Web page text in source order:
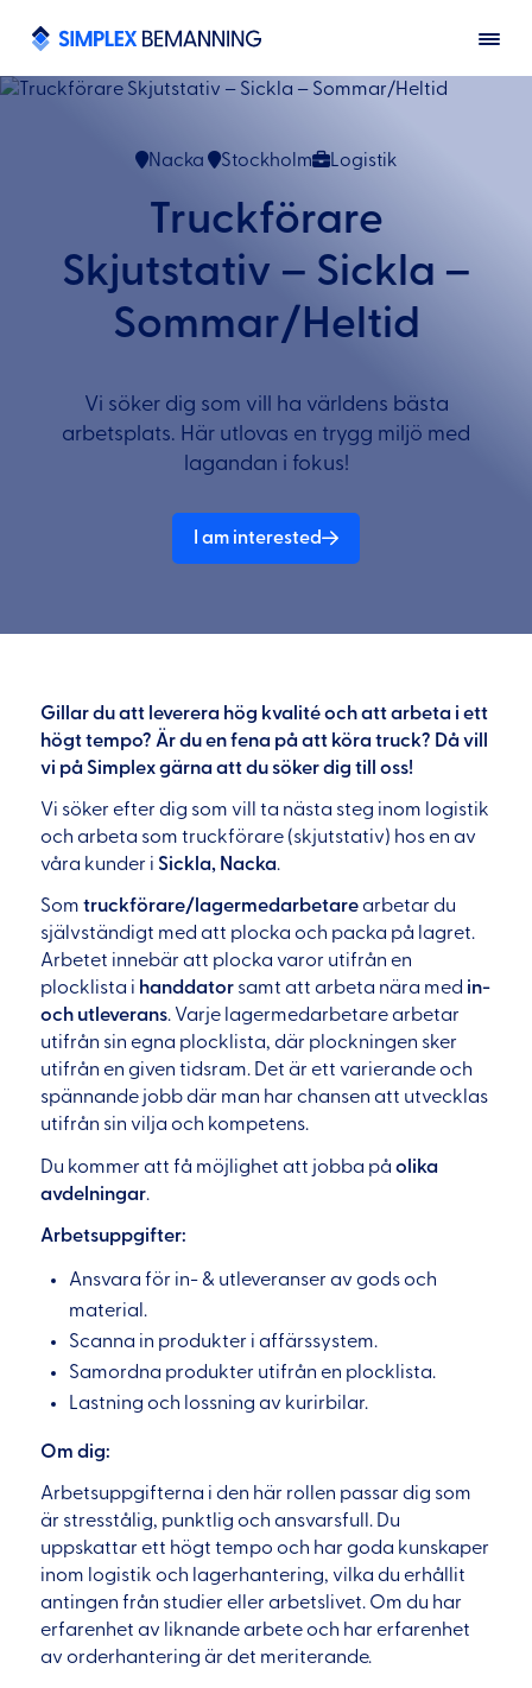
Nacka Stockholm Logistik
Truckförare
Skjutstativ – Sickla –
Sommar/Heltid
Vi söker dig som vill ha världens bästa
arbetsplats. Här utlovas en trygg miljö med
lagandan i fokus!
I am interested
Gillar du att leverera hög kvalité och att arbeta i ett
högt tempo? Är du en fena på att köra truck? Då vill
vi på Simplex gärna att du söker dig till oss!
Vi söker efter dig som vill ta nästa steg inom logistik
och arbeta som truckförare (skjutstativ) hos en av
våra kunder i Sickla, Nacka.
Som truckförare/lagermedarbetarearbetar du
självständigt med att plocka och packa på lagret.
Arbetet innebär att plocka varor utifrån en
plocklista i handdator samt att arbeta nära med in-
och utleverans. Varje lagermedarbetare arbetar
utifrån sin egna plocklista, där plockningen sker
utifrån en given tidsram. Det är ett varierande och
spännande jobb där man har chansen att utvecklas
utifrån sin vilja och kompetens.
Du kommer att få möjlighet att jobba på olika
avdelningar.
Arbetsuppgifter:
Ansvara för in- & utleveranser av gods och
material.
Scanna in produkter i affärssystem.
Samordna produkter utifrån en plocklista.
Lastning och lossning av kurirbilar.
Om dig:
Arbetsuppgifterna i den här rollen passar dig som
är stresstålig, punktlig och ansvarsfull. Du
uppskattar ett högt tempo och har goda kunskaper
inom logistik och lagerhantering, vilka du erhållit
antingen från studier eller arbetslivet. Om du har
erfarenhet av liknande arbete och har erfarenhet
av orderhantering är det meriterande.